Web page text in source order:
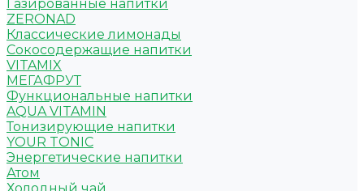
Газированные напитки
ZERONAD
Классические лимонады
Сокосодержащие напитки
VITAMIX
МЕГАФРУТ
Функциональные напитки
AQUA VITAMIN
Тонизирующие напитки
YOUR TONIC
Энергетические напитки
Атом